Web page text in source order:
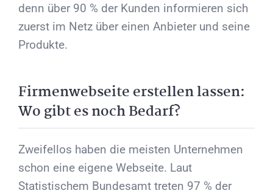
denn über 90 % der Kunden informieren sich
zuerst im Netz über einen Anbieter und seine
Produkte.
Firmenwebseite erstellen lassen:
Wo gibt es noch Bedarf?
Zweifellos haben die meisten Unternehmen
schon eine eigene Webseite. Laut
Statistischem Bundesamt treten 97 % der